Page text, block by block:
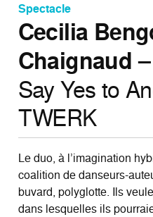
Spectacle
Cecilia
Chaignaud
Say Yes to
TWERK
Le duo, à l’imagination
coalition de danseurs-
buvard, polyglotte. Ils
dans lesquelles ils